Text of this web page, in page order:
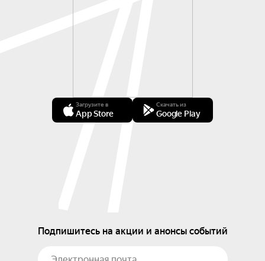
Загрузите в
App Store
Скачать из
Google Play
Подпишитесь на акции и анонсы событий